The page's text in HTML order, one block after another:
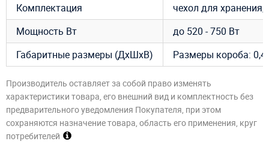
Комплектация
чехол для хранения,
Мощность Вт
до 520 - 750 Вт
Габаритные размеры (ДхШхВ)
Размеры короба: 0,4
Производитель оставляет за собой право изменять
характеристики товара, его внешний вид и комплектность без
предварительного уведомления Покупателя, при этом
сохраняются назначение товара, область его применения, круг
потребителей